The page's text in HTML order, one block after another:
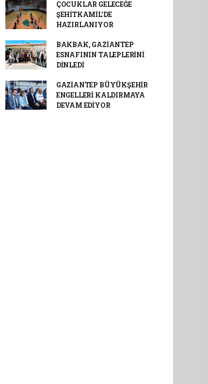
ÇOCUKLAR GELECEĞE
ŞEHİTKAMİL’DE
HAZIRLANIYOR
BAKBAK, GAZİANTEP
ESNAFININ TALEPLERİNİ
DİNLEDİ
GAZİANTEP BÜYÜKŞEHİR
ENGELLERİ KALDIRMAYA
DEVAM EDİYOR